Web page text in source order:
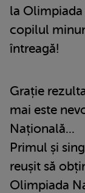
la Olimpiada
copilul
întreagă!
Grație
mai este
Națională...
Primul și
reușit să
Olimpiada